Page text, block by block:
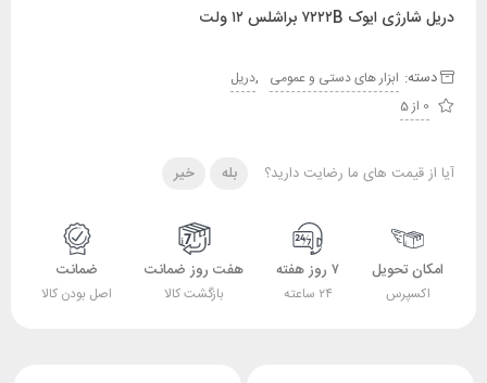
دریل شارژی ایوک ۷۲۲۲B براشلس ۱۲ ولت
دسته: ابزار های دستی و عمومی ,دریل
0 از 5
آیا از قیمت های ما رضایت دارید؟ بله خیر
امکان تحویل
اکسپرس
۷ روز هفته
۲۴ ساعته
هفت روز ضمانت
بازگشت کالا
ضمانت
اصل بودن کالا